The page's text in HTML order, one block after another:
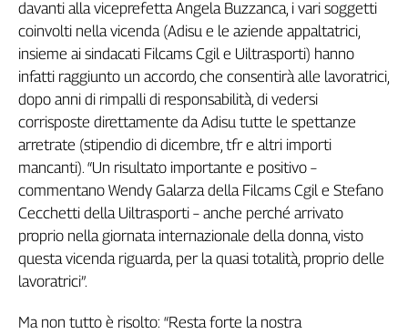
Flai
Flc
Fp
Nidil
Slc
Spi
Inca
Caaf
Speciali
G8
di
il
davanti alla viceprefetta Angela Buzzanca, i vari soggetti
coinvolti nella vicenda (Adisu e le aziende appaltatrici,
insieme ai sindacati Filcams Cgil e Uiltrasporti) hanno
infatti raggiunto un accordo, che consentirà alle lavoratrici,
dopo anni di rimpalli di responsabilità, di vedersi
corrisposte direttamente da Adisu tutte le spettanze
arretrate (stipendio di dicembre, tfr e altri importi
mancanti). “Un risultato importante e positivo –
commentano Wendy Galarza della Filcams Cgil e Stefano
Cecchetti della Uiltrasporti – anche perché arrivato
proprio nella giornata internazionale della donna, visto
questa vicenda riguarda, per la quasi totalità, proprio delle
lavoratrici”.
Ma non tutto è risolto: “Resta forte la nostra